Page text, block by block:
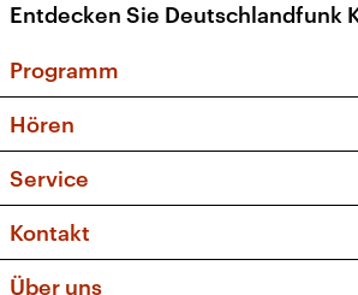
Entdecken Sie Deutschlandfunk
Programm
Sendungen und Podcasts
Musikliste
Kakadu – Das Kinderprogramm
Hören
Frequenzen (UKW + DAB+)
Service
FAQ
Apps
Kontakt
Über uns